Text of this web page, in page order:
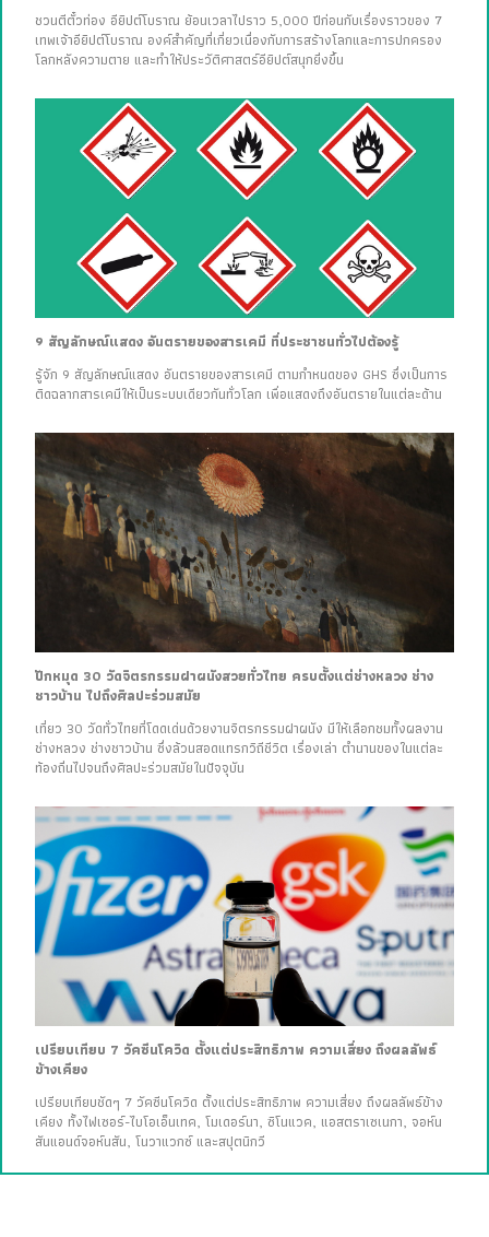
ชวนตีตั๋วท่อง อียิปต์โบราณ ย้อนเวลาไปราว 5,000 ปีก่อนกับเรื่องราวของ 7
เทพเจ้าอียิปต์โบราณ องค์สำคัญที่เกี่ยวเนื่องกับการสร้างโลกและการปกครอง
โลกหลังความตาย และทำให้ประวัติศาสตร์อียิปต์สนุกยิ่งขึ้น
9 สัญลักษณ์แสดง อันตรายของสารเคมี ที่ประชาชนทั่วไปต้องรู้
รู้จัก 9 สัญลักษณ์แสดง อันตรายของสารเคมี ตามกำหนดของ GHS ซึ่งเป็นการ
ติดฉลากสารเคมีให้เป็นระบบเดียวกันทั่วโลก เพื่อแสดงถึงอันตรายในแต่ละด้าน
ปักหมุด 30 วัดจิตรกรรมฝาผนังสวยทั่วไทย ครบตั้งแต่ช่างหลวง ช่าง
ชาวบ้าน ไปถึงศิลปะร่วมสมัย
เที่ยว 30 วัดทั่วไทยที่โดดเด่นด้วยงานจิตรกรรมฝาผนัง มีให้เลือกชมทั้งผลงาน
ช่างหลวง ช่างชาวบ้าน ซึ่งล้วนสอดแทรกวิถีชีวิต เรื่องเล่า ตำนานของในแต่ละ
ท้องถิ่นไปจนถึงศิลปะร่วมสมัยในปัจจุบัน
เปรียบเทียบ 7 วัคซีนโควิด ตั้งแต่ประสิทธิภาพ ความเสี่ยง ถึงผลลัพธ์
ข้างเคียง
เปรียบเทียบชัดๆ 7 วัคซีนโควิด ตั้งแต่ประสิทธิภาพ ความเสี่ยง ถึงผลลัพธ์ข้าง
เคียง ทั้งไฟเซอร์-ไบโอเอ็นเทค, โมเดอร์นา, ซิโนแวค, แอสตราเซเนกา, จอห์น
สันแอนด์จอห์นสัน, โนวาแวกซ์ และสปุตนิกวี